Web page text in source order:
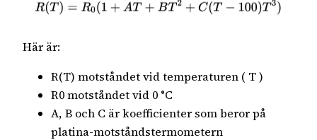
Här är:
R(T) motståndet vid temperaturen ( T )
R0 motståndet vid 0 °C
A, B och C är koefficienter som beror på
platina-motståndstermometern